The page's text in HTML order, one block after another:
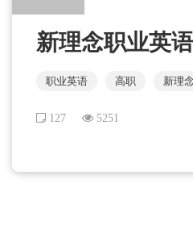
新理念职业英
职业英语 高职 新理念
127 5251